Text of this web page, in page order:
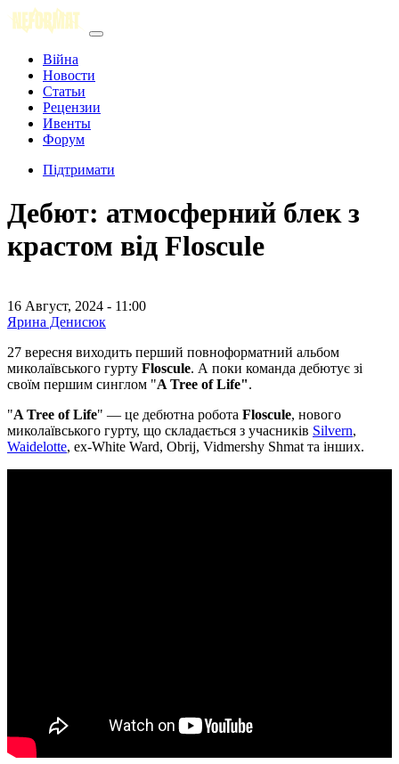
Війна
Новости
Статьи
Рецензии
Ивенты
Форум
Підтримати
Дебют: атмосферний блек з
крастом від Floscule
16 Август, 2024 - 11:00
Ярина Денисюк
27 вересня виходить перший повноформатний альбом
миколаївського гурту Floscule. А поки команда дебютує зі
своїм першим синглом "A Tree of Life".
"A Tree of Life" — це дебютна робота Floscule, нового
миколаївського гурту, що складається з учасників Silvern,
Waidelotte, ex-White Ward, Obrij, Vidmershy Shmat та інших.